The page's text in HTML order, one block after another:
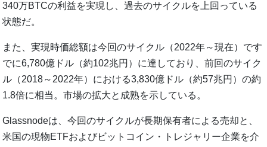
340万BTCの利益を実現し、過去のサイクルを上回っている
状態だ。
また、実現時価総額は今回のサイクル（2022年～現在）です
でに6,780億ドル（約102兆円）に達しており、前回のサイク
ル（2018～2022年）における3,830億ドル（約57兆円）の約
1.8倍に相当。市場の拡大と成熟を示している。
Glassnodeは、今回のサイクルが長期保有者による売却と、
米国の現物ETFおよびビットコイン・トレジャリー企業を介